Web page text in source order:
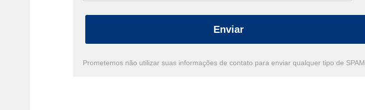
Enviar
Prometemos não utilizar suas informações de contato para enviar qualquer tipo de SPAM.